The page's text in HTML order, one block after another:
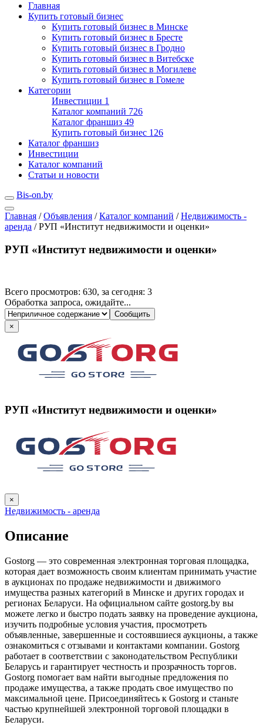
Главная
Купить готовый бизнес
Купить готовый бизнес в Минске
Купить готовый бизнес в Бресте
Купить готовый бизнес в Гродно
Купить готовый бизнес в Витебске
Купить готовый бизнес в Могилеве
Купить готовый бизнес в Гомеле
Категории
Инвестиции 1
Каталог компаний 726
Каталог франшиз 49
Купить готовый бизнес 126
Каталог франшиз
Инвестиции
Каталог компаний
Статьи и новости
Bis-on.by
Главная / Объявления / Каталог компаний / Недвижимость -
аренда /РУП «Институт недвижимости и оценки»
РУП «Институт недвижимости и оценки»
Всего просмотров: 630, за сегодня: 3
Обработка запроса, ожидайте...
×
РУП «Институт недвижимости и оценки»
×
Недвижимость - аренда
Описание
Gostorg — это современная электронная торговая площадка,
которая дает возможность своим клиентам принимать участие
в аукционах по продаже недвижимости и движимого
имущества разных категорий в Минске и других городах и
регионах Беларуси. На официальном сайте gostorg.by вы
можете легко и быстро подать заявку на проведение аукциона,
изучить подробные условия участия, просмотреть
объявленные, завершенные и состоявшиеся аукционы, а также
ознакомиться с отзывами и контактами компании. Gostorg
работает в соответствии с законодательством Республики
Беларусь и гарантирует честность и прозрачность торгов.
Gostorg помогает вам найти выгодные предложения по
продаже имущества, а также продать свое имущество по
максимальной цене. Присоединяйтесь к Gostorg и станьте
частью крупнейшей электронной торговой площадки в
Беларуси.